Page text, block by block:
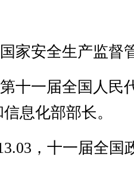
家安全生产监督
十一届全国人民
息化部部长。
，十一届全国